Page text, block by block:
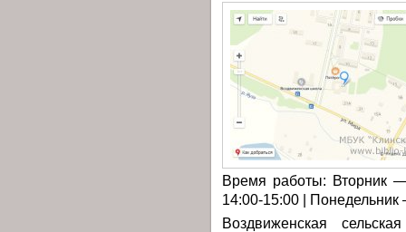
Время работы: Вторник
14:00-15:00 |
Воздвиженская